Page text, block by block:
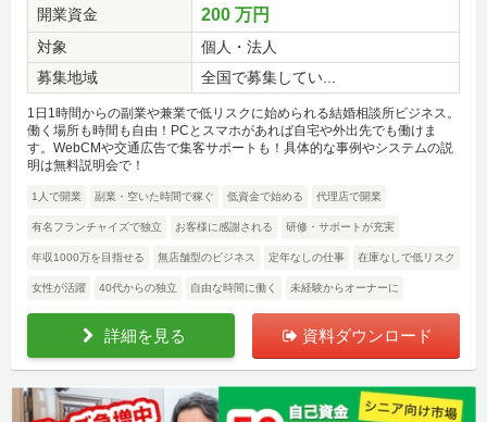
開業資金
200 万円
対象
個人・法人
募集地域
全国で募集してい...
1日1時間からの副業や兼業で低リスクに始められる結婚相談所ビジネス。
働く場所も時間も自由！PCとスマホがあれば自宅や外出先でも働けま
す。WebCMや交通広告で集客サポートも！具体的な事例やシステムの説
明は無料説明会で！
1人で開業 副業・空いた時間で稼ぐ 低資金で始める 代理店で開業
有名フランチャイズで独立 お客様に感謝される 研修・サポートが充実
年収1000万を目指せる 無店舗型のビジネス 定年なしの仕事 在庫なしで低リスク
女性が活躍 40代からの独立 自由な時間に働く 未経験からオーナーに
詳細を見る 資料ダウンロード